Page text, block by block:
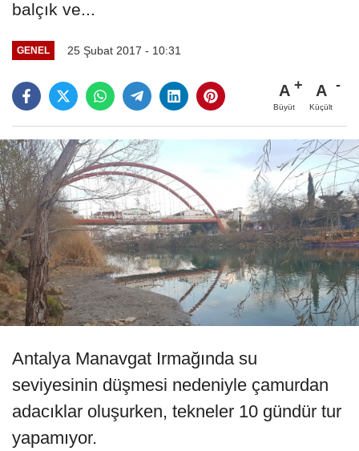
balçık ve...
GENEL 25 Şubat 2017 - 10:31
A
Büyüt
A
Küçült
Antalya Manavgat Irmağında su
seviyesinin düşmesi nedeniyle çamurdan
adacıklar oluşurken, tekneler 10 gündür tur
yapamıyor.